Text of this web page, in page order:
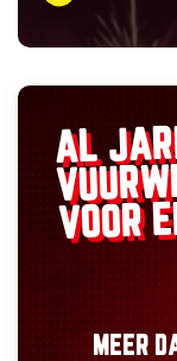
AL
VOOR
MEER